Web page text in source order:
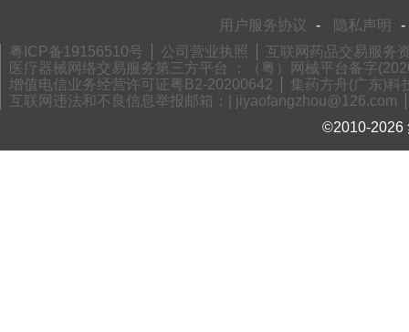
用户服务协议 - 隐私声明
-
粤ICP备19156510号
公司营业执照
互联网药品交易服务
医疗器械网络交易服务第三方平台 ：（粤）网械平台备字
增值电信业务经营许可证粤B2-20200642
集药方舟(广东)科
互联网违法和不良信息举报邮箱：| jiyaofangzhou@126.com
©2010-2026